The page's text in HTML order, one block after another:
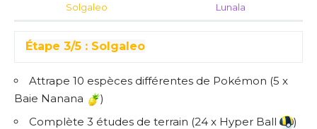
Solgaleo Lunala
Étape 3/5 : Solgaleo
Attrape 10 espèces différentes de Pokémon (5 x
Baie Nanana
)
Complète 3 études de terrain (24 x Hyper Ball
)